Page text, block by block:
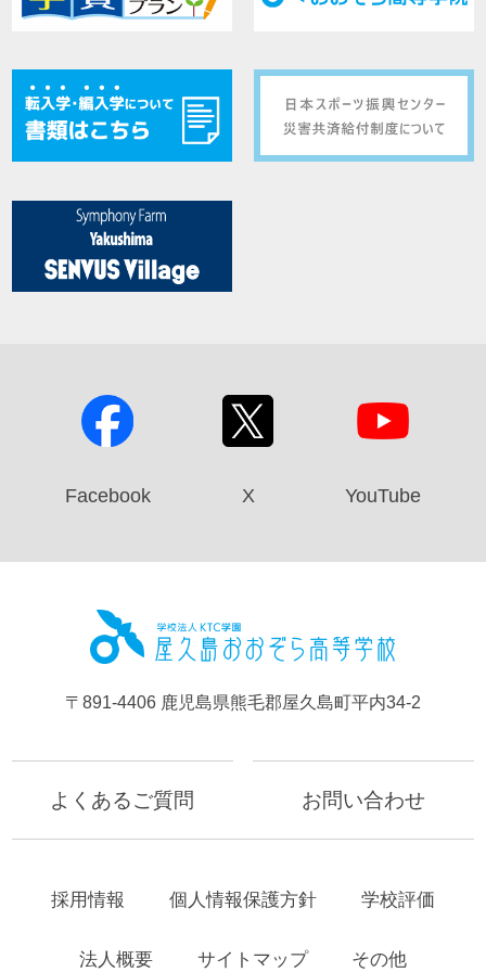
Facebook X YouTube
〒891-4406 鹿児島県熊毛郡屋久島町平内34-2
よくあるご質問 お問い合わせ
採用情報 個人情報保護方針 学校評価
法人概要 サイトマップ その他